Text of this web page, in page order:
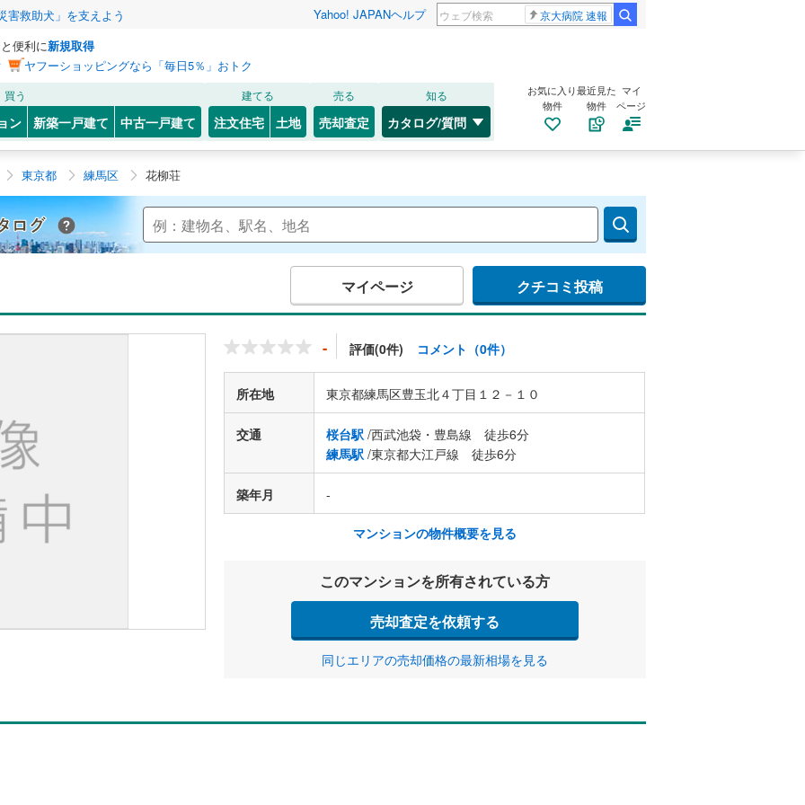
害救助犬」を支えよう Yahoo! JAPANヘルプ 京大病院 速報
便利に新規取得
ヤフーショッピングなら「毎日5％」おトク
買う
ン 新築一戸建て 中古一戸建て
建てる
注文住宅 土地
売る
売却査定
知る
カタログ/質問
お気に入り
物件
最近見た
物件
マイ
ページ
東京都 練馬区 花柳荘
Yahoo!不動産 マンションカタログ
マイページ クチコミ投稿
- 評価(0件) コメント（0件）
所在地 東京都練馬区豊玉北４丁目１２－１０
交通 桜台駅 /西武池袋・豊島線 徒歩6分
練馬駅 /東京都大江戸線 徒歩6分
築年月 -
マンションの物件概要を見る
このマンションを所有されている方
売却査定を依頼する
同じエリアの売却価格の最新相場を見る